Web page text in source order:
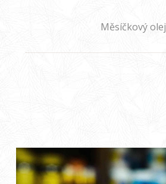
Měsíčkový olej